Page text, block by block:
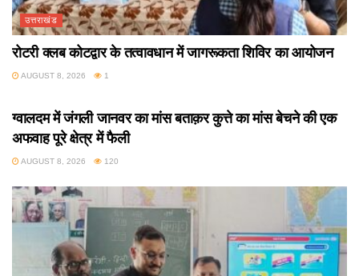
उत्तराखंड
रोटरी क्लब कोटद्वार के तत्वावधान में जागरूकता शिविर का आयोजन
AUGUST 8, 2026 1
ग्वालदम में जंगली जानवर का मांस बताक़र कुत्ते का मांस बेचने की एक
अफवाह पूरे क्षेत्र में फैली
AUGUST 8, 2026 120